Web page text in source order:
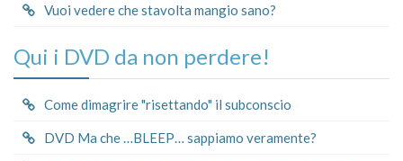
Vuoi vedere che stavolta mangio sano?
Qui i DVD da non perdere!
Come dimagrire "risettando" il subconscio
DVD Ma che …BLEEP… sappiamo veramente?